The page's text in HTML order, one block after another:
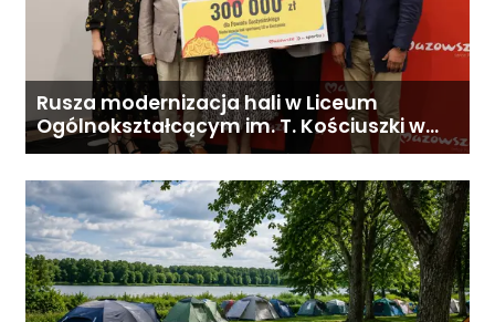
Rusza modernizacja hali w Liceum
Ogólnokształcącym im. T. Kościuszki w
Gostyninie